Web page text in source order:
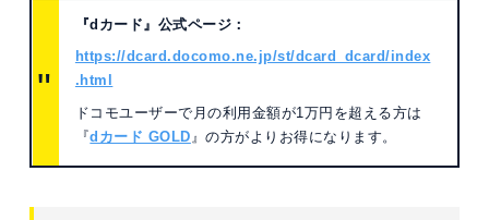
『dカード』公式ページ：
https://dcard.docomo.ne.jp/st/dcard_dcard/index
.html
ドコモユーザーで月の利用金額が1万円を超える方は
『dカード GOLD 』の方がよりお得になります。